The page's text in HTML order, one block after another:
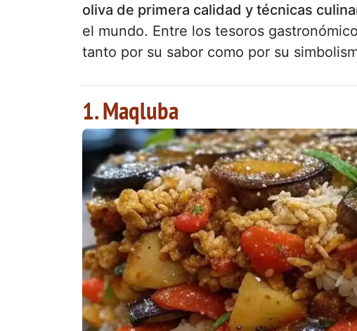
oliva de primera calidad y técnicas
el mundo. Entre los tesoros
tanto por su sabor como por su
1. Maqluba